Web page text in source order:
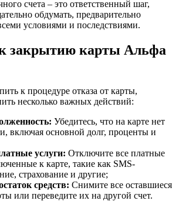
счета – это ответственный шаг,
обдумать, предварительно
условиями и последствиями.
закрытию карты Альфа
к процедуре отказа от карты,
несколько важных действий:
Убедитесь, что на карте нет
включая основной долг, проценты и
услуги: Отключите все платные
к карте, такие как SMS-
страхование и другие;
средств: Снимите все оставшиеся
или переведите их на другой счет.